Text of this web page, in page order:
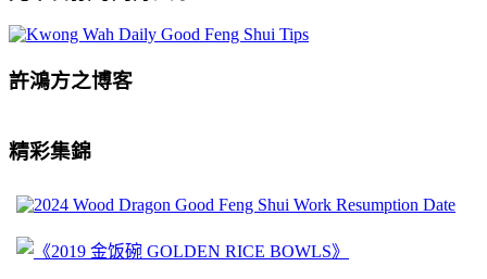
許鴻方之博客
精彩集錦